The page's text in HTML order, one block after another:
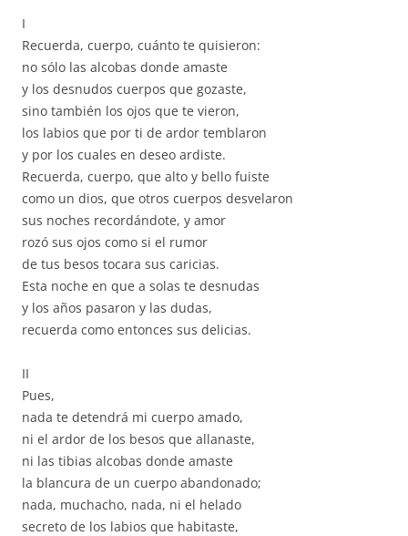
I
Recuerda, cuerpo, cuánto te quisieron:
no sólo las alcobas donde amaste
y los desnudos cuerpos que gozaste,
sino también los ojos que te vieron,
los labios que por ti de ardor temblaron
y por los cuales en deseo ardiste.
Recuerda, cuerpo, que alto y bello fuiste
como un dios, que otros cuerpos desvelaron
sus noches recordándote, y amor
rozó sus ojos como si el rumor
de tus besos tocara sus caricias.
Esta noche en que a solas te desnudas
y los años pasaron y las dudas,
recuerda como entonces sus delicias.
II
Pues,
nada te detendrá mi cuerpo amado,
ni el ardor de los besos que allanaste,
ni las tibias alcobas donde amaste
la blancura de un cuerpo abandonado;
nada, muchacho, nada, ni el helado
secreto de los labios que habitaste,